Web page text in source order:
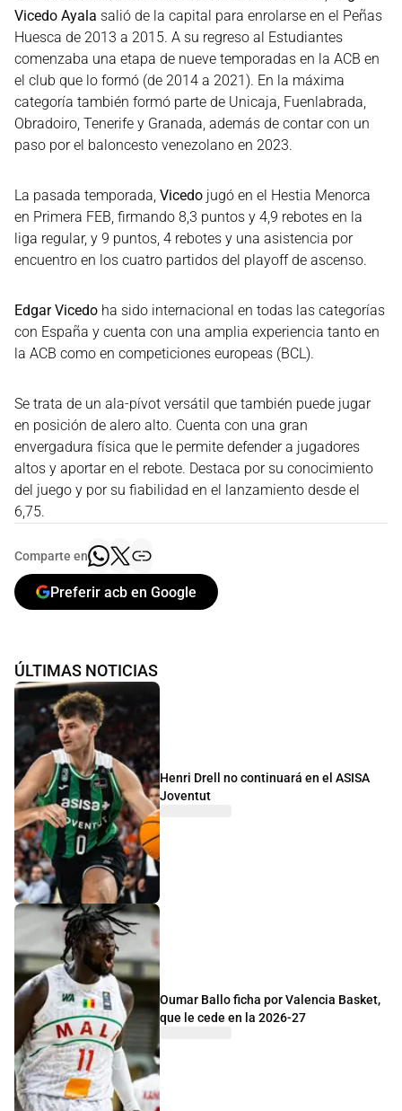
Vicedo Ayala salió de la capital para enrolarse en el Peñas
Huesca de 2013 a 2015. A su regreso al Estudiantes
comenzaba una etapa de nueve temporadas en la ACB en
el club que lo formó (de 2014 a 2021). En la máxima
categoría también formó parte de Unicaja, Fuenlabrada,
Obradoiro, Tenerife y Granada, además de contar con un
paso por el baloncesto venezolano en 2023.
La pasada temporada, Vicedo jugó en el Hestia Menorca
en Primera FEB, firmando 8,3 puntos y 4,9 rebotes en la
liga regular, y 9 puntos, 4 rebotes y una asistencia por
encuentro en los cuatro partidos del playoff de ascenso.
Edgar Vicedo ha sido internacional en todas las categorías
con España y cuenta con una amplia experiencia tanto en
la ACB como en competiciones europeas (BCL).
Se trata de un ala-pívot versátil que también puede jugar
en posición de alero alto. Cuenta con una gran
envergadura física que le permite defender a jugadores
altos y aportar en el rebote. Destaca por su conocimiento
del juego y por su fiabilidad en el lanzamiento desde el
6,75.
Comparte en
Preferir acb en Google
ÚLTIMAS NOTICIAS
Henri Drell no continuará en el ASISA
Joventut
Oumar Ballo ficha por Valencia Basket,
que le cede en la 2026-27